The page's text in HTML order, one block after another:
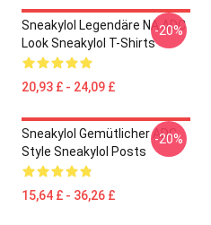
Sneakylol Legendäre NA ADC
Look Sneakylol T-Shirts
20,93 £ - 24,09 £
-20%
Sneakylol Gemütlicher ADC
Style Sneakylol Posts
15,64 £ - 36,26 £
-20%